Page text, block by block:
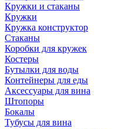
Кружки и стаканы
Кружки
Кружка конструктор
Стаканы
Коробки для кружек
Костеры
Бутылки для воды
Контейнеры для еды
Аксессуары для вина
Штопоры
Бокалы
Тубусы для вина